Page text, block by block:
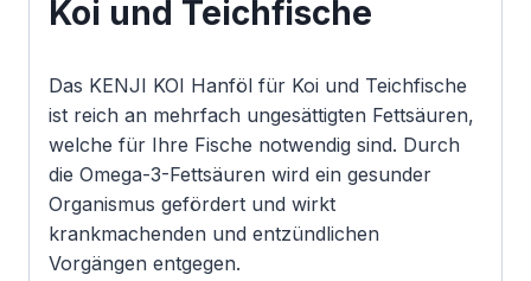
Koi und Teichfische
Das KENJI KOI Hanföl für Koi und Teichfische
ist reich an mehrfach ungesättigten Fettsäuren,
welche für Ihre Fische notwendig sind. Durch
die Omega-3-Fettsäuren wird ein gesunder
Organismus gefördert und wirkt
krankmachenden und entzündlichen
Vorgängen entgegen.